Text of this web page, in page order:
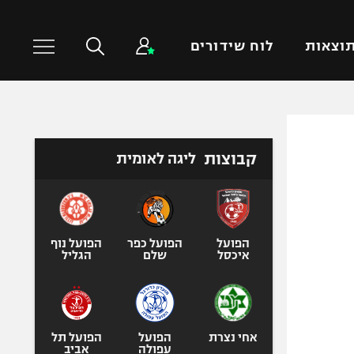
תוצאות לוח שידורים
טניס
כדורעף
אגרוף
ספורט אולימפי
קבוצות ליגה לאומית
הפועל
איכסל
הפועל כפר
שלם
הפועל נוף
הגליל
אחי נצרת
הפועל
עפולה
הפועל תל
אביב